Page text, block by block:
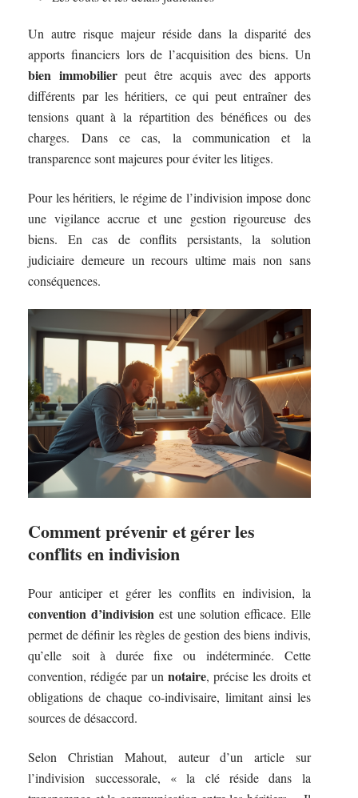
Un autre risque majeur réside dans la disparité des
apports financiers lors de l’acquisition des biens. Un
bien immobilierpeut être acquis avec des apports
différents par les héritiers, ce qui peut entraîner des
tensions quant à la répartition des bénéfices ou des
charges. Dans ce cas, la communication et la
transparence sont majeures pour éviter les litiges.
Pour les héritiers, le régime de l’indivision impose donc
une vigilance accrue et une gestion rigoureuse des
biens. En cas de conflits persistants, la solution
judiciaire demeure un recours ultime mais non sans
conséquences.
Comment prévenir et gérer les
conflits en indivision
Pour anticiper et gérer les conflits en indivision, la
convention d’indivision est une solution efficace. Elle
permet de définir les règles de gestion des biens indivis,
qu’elle soit à durée fixe ou indéterminée. Cette
convention, rédigée par un notaire, précise les droits et
obligations de chaque co-indivisaire, limitant ainsi les
sources de désaccord.
Selon Christian Mahout, auteur d’un article sur
l’indivision successorale, « la clé réside dans la